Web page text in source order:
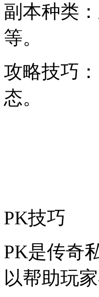
副本种类
等。
攻略技巧
态。
PK技巧
PK是传奇
以帮助玩